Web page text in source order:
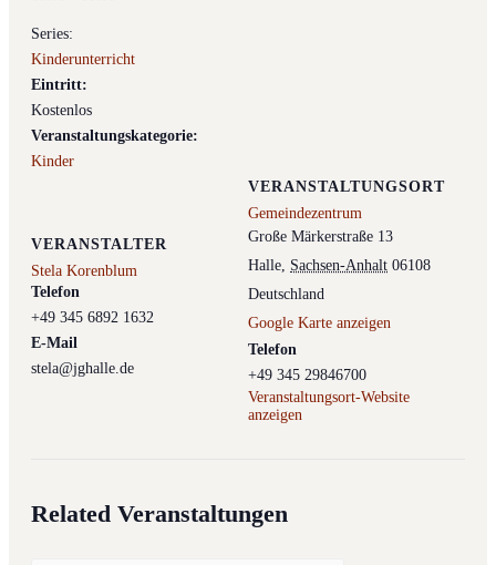
Series:
Kinderunterricht
Eintritt:
Kostenlos
Veranstaltungskategorie:
Kinder
VERANSTALTER
Stela Korenblum
Telefon
+49 345 6892 1632
E-Mail
stela@jghalle.de
VERANSTALTUNGSORT
Gemeindezentrum
Große Märkerstraße 13
Halle, Sachsen-Anhalt 06108
Deutschland
Google Karte anzeigen
Telefon
+49 345 29846700
Veranstaltungsort-Website
anzeigen
Related Veranstaltungen